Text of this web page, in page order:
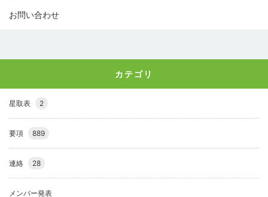
お問い合わせ
カテゴリ
星取表 2
要項 889
連絡 28
メンバー発表